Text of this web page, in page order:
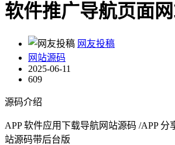
软件推广导航页面
网友投稿
网站源码
2025-06-11
609
源码介绍
APP 软件应用下载导航网站源码 /APP 分
站源码带后台版